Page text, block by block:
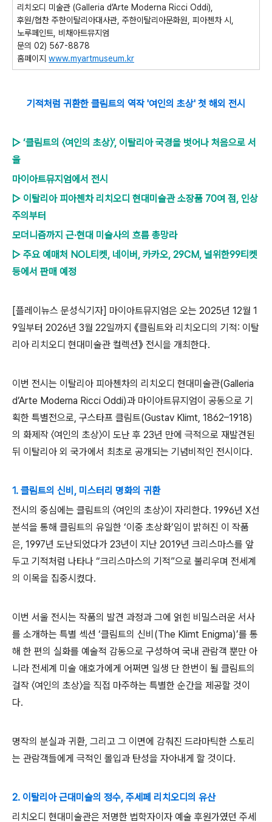
리치오디 미술관 (Galleria d’Arte Moderna Ricci Oddi),
후원/협찬 주한이탈리아대사관 주한이탈리아문화원 피아첸차 시
노루페인트
비채아트뮤지엄
문의 02) 567-8878
홈페이지 www.myartmuseum.kr
기적처럼 귀환한 클림트의 역작 '여인의 초상' 첫 해외 전시
▷ ‘클림트의 〈여인의 초상〉’, 이탈리아 국경을 벗어나 처음으로 서
울
마이아트뮤지엄에서 전시
▷ 이탈리아 피아첸차 리치오디 현대미술관 소장품 70여 점, 인상
주의부터
모더니즘까지 근·현대 미술사의 흐름 총망라
▷ 주요 예매처 NOL티켓, 네이버, 카카오, 29CM, 널위한99티켓
등에서 판매 예정
[플레이뉴스 문성식기자] 마이아트뮤지엄은 오는 2025년 12월 1
9일부터 2026년 3월 22일까지 《클림트와 리치오디의 기적: 이탈
리아 리치오디 현대미술관 컬렉션》 전시을 개최한다.
이번 전시는 이탈리아 피아첸차의 리치오디 현대미술관(Galleria
d’Arte Moderna Ricci Oddi)과 마이아트뮤지엄이 공동으로 기
획한 특별전으로, 구스타프 클림트(Gustav Klimt, 1862–1918)
의 화제작 〈여인의 초상〉이 도난 후 23년 만에 극적으로 재발견된
뒤 이탈리아 외 국가에서 최초로 공개되는 기념비적인 전시이다.
1. 클림트의 신비, 미스터리 명화의 귀환
전시의 중심에는 클림트의 〈여인의 초상〉이 자리한다. 1996년 X선
분석을 통해 클림트의 유일한 ‘이중 초상화’임이 밝혀진 이 작품
은, 1997년 도난되었다가 23년이 지난 2019년 크리스마스를 앞
두고 기적처럼 나타나 “크리스마스의 기적”으로 불리우며 전세계
의 이목을 집중시켰다.
이번 서울 전시는 작품의 발견 과정과 그에 얽힌 비밀스러운 서사
를 소개하는 특별 섹션 ‘클림트의 신비 (The Klimt Enigma)’를 통
해 한 편의 실화를 예술적 감동으로 구성하여 국내 관람객 뿐만 아
니라 전세계 미술 애호가에게 어쩌면 일생 단 한번이 될 클림트의
걸작 〈여인의 초상〉을 직접 마주하는 특별한 순간을 제공할 것이
다.
명작의 분실과 귀환, 그리고 그 이면에 감춰진 드라마틱한 스토리
는 관람객들에게 극적인 몰입과 탄성을 자아내게 할 것이다.
2. 이탈리아 근대미술의 정수, 주세페 리치오디의 유산
리치오디 현대미술관은 저명한 법학자이자 예술 후원가였던 주세